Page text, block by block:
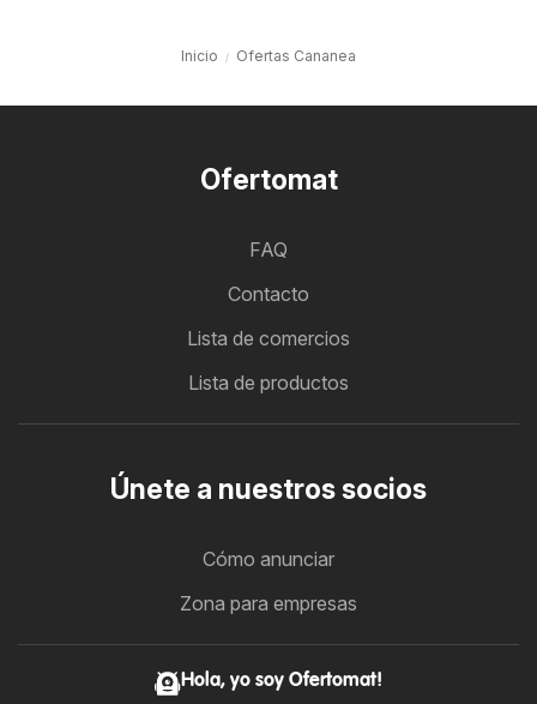
Inicio Ofertas Cananea
Ofertomat
FAQ
Contacto
Lista de comercios
Lista de productos
Únete a nuestros socios
Cómo anunciar
Zona para empresas
Hola, yo soy Ofertomat!